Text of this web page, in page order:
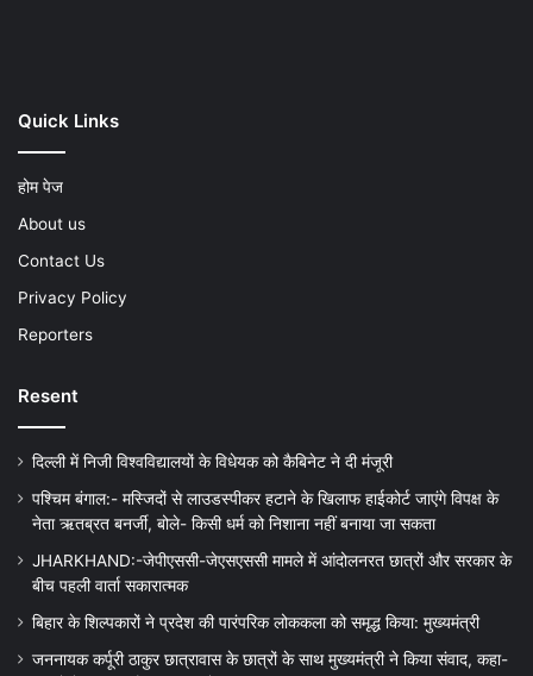
Quick Links
होम पेज
About us
Contact Us
Privacy Policy
Reporters
Resent
दिल्ली में निजी विश्वविद्यालयों के विधेयक को कैबिनेट ने दी मंजूरी
पश्चिम बंगाल:- मस्जिदों से लाउडस्पीकर हटाने के खिलाफ हाईकोर्ट जाएंगे विपक्ष के
नेता ऋतब्रत बनर्जी, बोले- किसी धर्म को निशाना नहीं बनाया जा सकता
JHARKHAND:-जेपीएससी-जेएसएससी मामले में आंदोलनरत छात्रों और सरकार के
बीच पहली वार्ता सकारात्मक
बिहार के शिल्पकारों ने प्रदेश की पारंपरिक लोककला को समृद्ध किया: मुख्यमंत्री
जननायक कर्पूरी ठाकुर छात्रावास के छात्रों के साथ मुख्यमंत्री ने किया संवाद, कहा-